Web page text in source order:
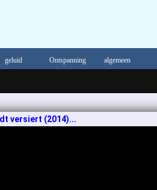
geluid Ontspanning algemeen
versiert (2014)...